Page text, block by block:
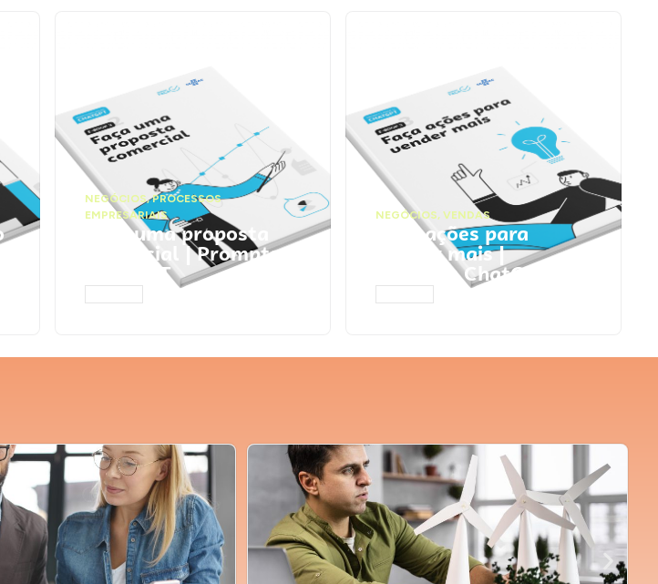
NEGÓCIOS,PROCESSOS
EMPRESARIAIS
Faça uma proposta
comercial | Prompts
ChatGPT
NEGÓCIOS, VENDAS
Faça ações para
vender mais |
Prompts ChatGPT